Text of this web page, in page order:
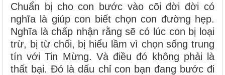
Chuẩn bị cho con bước vào cõi đời đời có
nghĩa là giúp con biết chọn con đường hẹp.
Nghĩa là chấp nhận rằng sẽ có lúc con bị loại
trừ, bị từ chối, bị hiểu lầm vì chọn sống trung
tín với Tin Mừng. Và điều đó không phải là
thất bại. Đó là dấu chỉ con bạn đang bước đi